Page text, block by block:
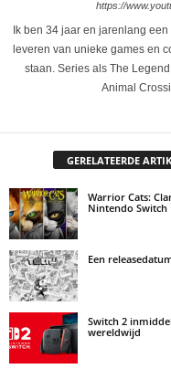
https://
Ik ben 34 jaar en jarenlang
leveren van unieke games en
staan. Series als The
Animal
GERELATEERDE
Warrior Cats:
Nintendo Switch
Een
Switch 2
wereldwijd